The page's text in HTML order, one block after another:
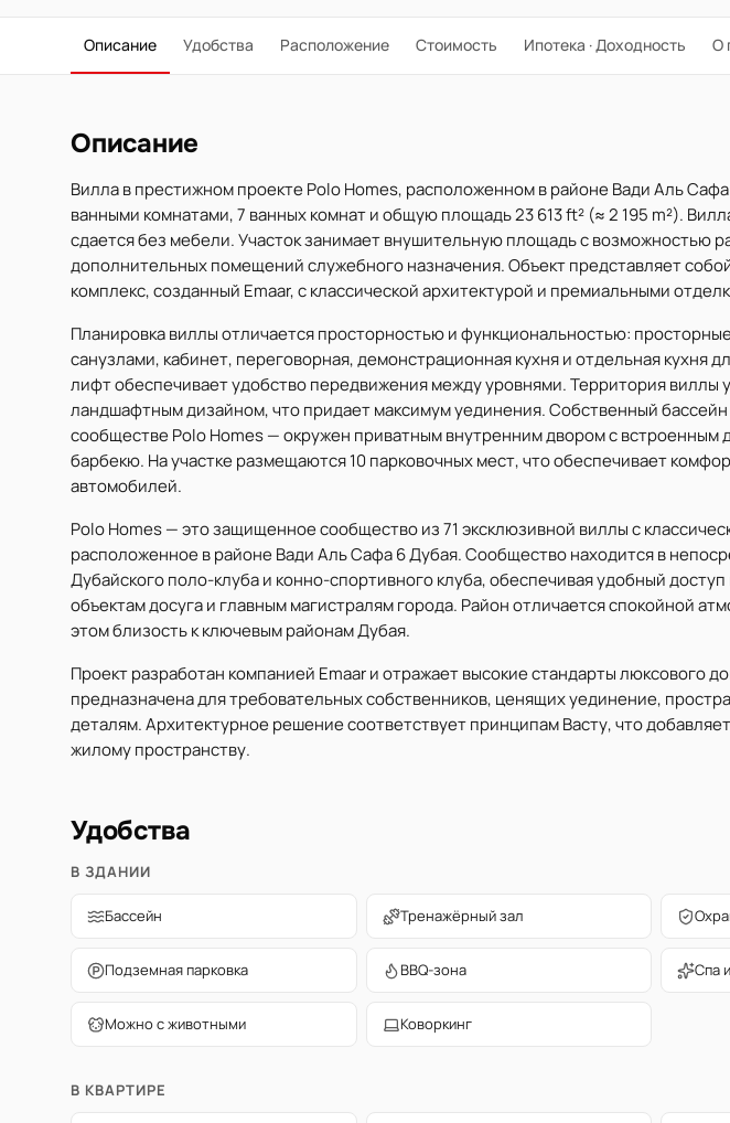
Описание Удобства Расположение Стоимость Ипотека · Доходность О
Описание
Вилла в престижном проекте Polo Homes, расположенном в районе Вади Аль
ванными комнатами, 7 ванных комнат и общую площадь 23 613 ft² (≈ 2 195 m²).
сдается без мебели. Участок занимает внушительную площадь с возможностью
дополнительных помещений служебного назначения. Объект представляет
комплекс, созданный Emaar, с классической архитектурой и премиальными
Планировка виллы отличается просторностью и функциональностью:
санузлами, кабинет, переговорная, демонстрационная кухня и отдельная кухня
лифт обеспечивает удобство передвижения между уровнями. Территория виллы
ландшафтным дизайном, что придает максимум уединения. Собственный
сообществе Polo Homes — окружен приватным внутренним двором с встроенным
барбекю. На участке размещаются 10 парковочных мест, что обеспечивает
автомобилей.
Polo Homes — это защищенное сообщество из 71 эксклюзивной виллы с
расположенное в районе Вади Аль Сафа 6 Дубая. Сообщество находится в
Дубайского поло-клуба и конно-спортивного клуба, обеспечивая удобный
объектам досуга и главным магистралям города. Район отличается спокойной
этом близость к ключевым районам Дубая.
Проект разработан компанией Emaar и отражает высокие стандарты люксового
предназначена для требовательных собственников, ценящих уединение,
деталям. Архитектурное решение соответствует принципам Васту, что
жилому пространству.
Удобства
В ЗДАНИИ
Бассейн Тренажёрный зал
Подземная парковка BBQ-зона Спа
Можно с животными Коворкинг
В КВАРТИРЕ